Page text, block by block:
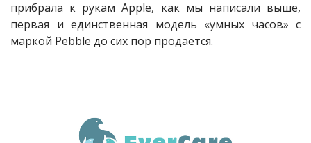
прибрала к рукам Apple, как мы написали выше,
первая и единственная модель «умных часов» с
маркой Pebble до сих пор продается.